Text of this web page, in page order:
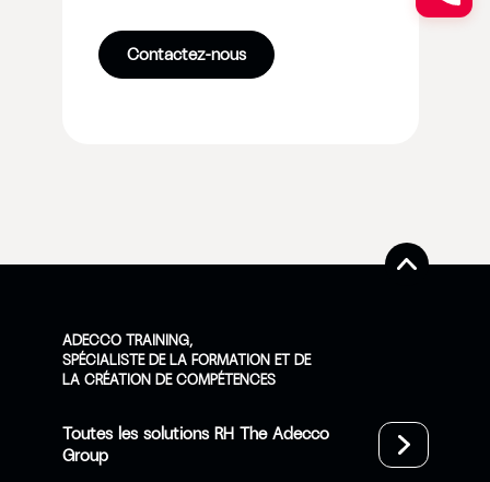
Contactez-nous
ADECCO TRAINING,
SPÉCIALISTE DE LA FORMATION ET DE
LA CRÉATION DE COMPÉTENCES
Toutes les solutions RH The Adecco
Group